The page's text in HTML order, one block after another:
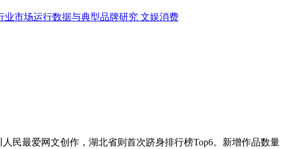
业市场运行数据与典型品牌研究 文娱消费
最爱网文创作，湖北省则首次跻身排行榜Top6。新增作品数量